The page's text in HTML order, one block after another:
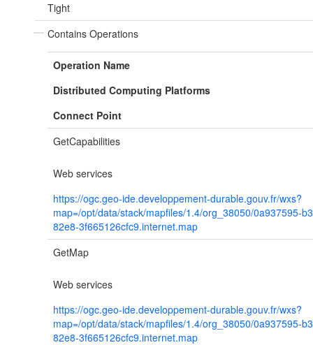
Tight
Contains Operations
Operation Name
Distributed Computing Platforms
Connect Point
GetCapabilities
Web services
https://ogc.geo-ide.developpement-durable.gouv.fr/wxs?
map=/opt/data/stack/mapfiles/1.4/org_38050/0a937595-
82e8-3f665126cfc9.internet.map
GetMap
Web services
https://ogc.geo-ide.developpement-durable.gouv.fr/wxs?
map=/opt/data/stack/mapfiles/1.4/org_38050/0a937595-
82e8-3f665126cfc9.internet.map